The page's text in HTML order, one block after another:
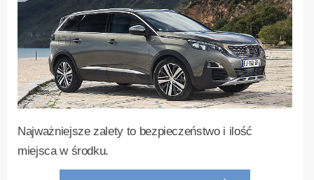
Najważniejsze zalety to bezpieczeństwo i ilość
miejsca w środku.